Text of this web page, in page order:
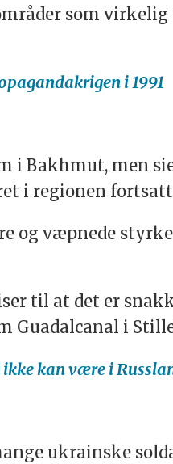
som virkelig
i 1991
i Bakhmut, men
i regionen
væpnede
til at det er
Guadalcanal i
kan være i
ukrainske